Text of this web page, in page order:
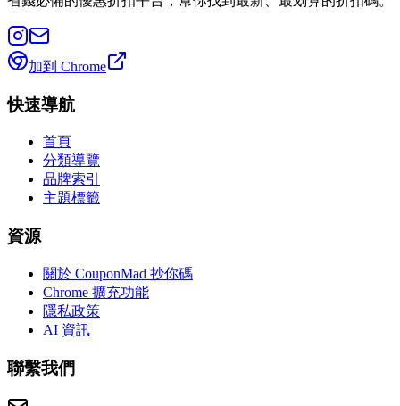
加到 Chrome
快速導航
首頁
分類導覽
品牌索引
主題標籤
資源
關於 CouponMad 抄你碼
Chrome 擴充功能
隱私政策
AI 資訊
聯繫我們